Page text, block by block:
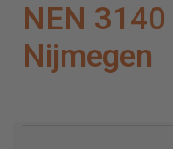
NEN
Nijmegen